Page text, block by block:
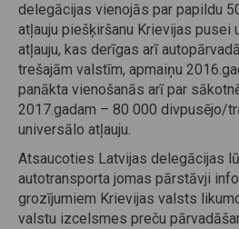
delegācijas vienojās par papildu
atļauju piešķiršanu Krievijas pusei
atļauju, kas derīgas arī
trešajām valstīm, apmaiņu
panākta vienošanās arī par
2017.gadam – 80 000 divpusējo/
universālo atļauju.
Atsaucoties Latvijas delegācijas
autotransporta jomas pārstāvji
grozījumiem Krievijas valsts
valstu izcelsmes preču